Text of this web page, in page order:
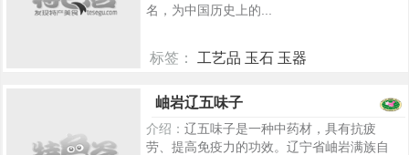
名，为中国历史上的...
标签： 工艺品 玉石 玉器
岫岩辽五味子
介绍： 辽五味子是一种中药材，具有抗疲
劳、提高免疫力的功效。辽宁省岫岩满族自